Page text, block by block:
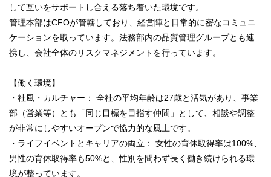
して互いをサポートし合える落ち着いた環境です。
管理本部はCFOが管轄しており、経営陣と日常的に密なコミュニ
ケーションを取っています。法務部内の品質管理グループとも連
携し、会社全体のリスクマネジメントを行っています。
【働く環境】
・社風・カルチャー： 全社の平均年齢は27歳と活気があり、事業
部（営業等）とも「同じ目標を目指す仲間」として、相談や調整
が非常にしやすいオープンで協力的な風土です。
・ライフイベントとキャリアの両立： 女性の育休取得率は100%、
男性の育休取得率も50%と、性別を問わず長く働き続けられる環
境が整っています。